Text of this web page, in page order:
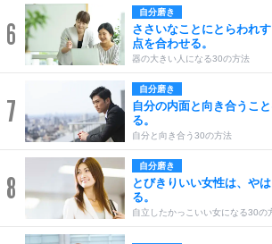
6
自分磨き
ささいなことにとらわれ
点を合わせる。
器の大きい人になる30の方法
7
自分磨き
自分の内面と向き合うこ
る。
自分と向き合う30の方法
8
自分磨き
とびきりいい女性は、や
る。
自立したかっこいい女になる30の